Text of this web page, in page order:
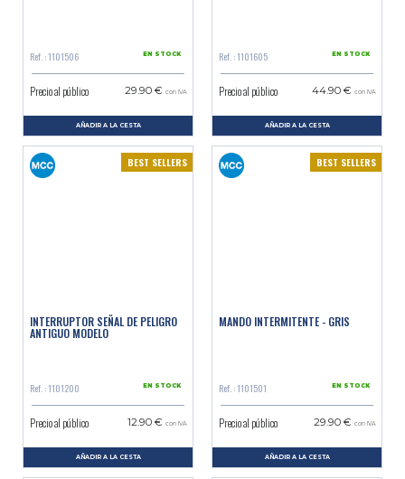
Ref. : 1101506 EN STOCK
Precio al público 29.90 € con IVA
AÑADIR A LA CESTA
Ref. : 1101605 EN STOCK
Precio al público 44.90 € con IVA
AÑADIR A LA CESTA
BEST SELLERS
INTERRUPTOR SEÑAL DE PELIGRO
ANTIGUO MODELO
Ref. : 1101200 EN STOCK
Precio al público 12.90 € con IVA
AÑADIR A LA CESTA
BEST SELLERS
MANDO INTERMITENTE - GRIS
Ref. : 1101501 EN STOCK
Precio al público 29.90 € con IVA
AÑADIR A LA CESTA